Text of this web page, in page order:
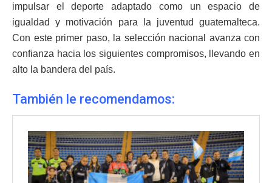
impulsar el deporte adaptado como un espacio de
igualdad y motivación para la juventud guatemalteca.
Con este primer paso, la selección nacional avanza con
confianza hacia los siguientes compromisos, llevando en
alto la bandera del país.
También le recomendamos: